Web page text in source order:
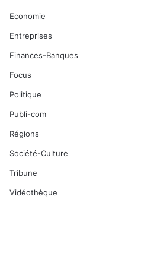
Economie
Entreprises
Finances-Banques
Focus
Politique
Publi-com
Régions
Société-Culture
Tribune
Vidéothèque